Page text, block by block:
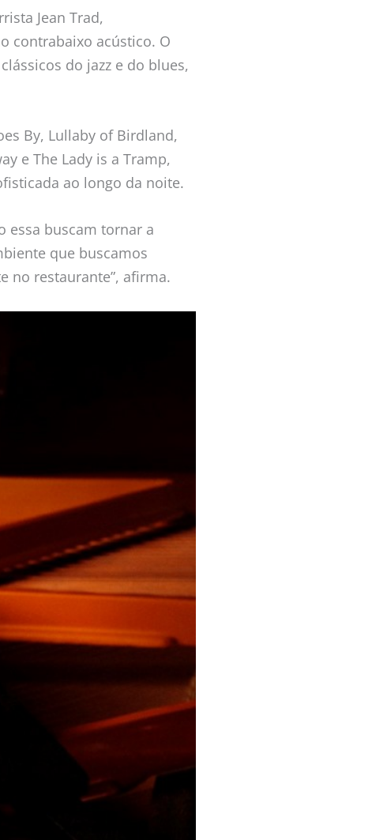
Jean Trad,
contrabaixo acústico. O
do jazz e do blues,
By, Lullaby of Birdland,
e The Lady is a Tramp,
ao longo da noite.
essa buscam tornar a
que buscamos
no restaurante”, afirma.